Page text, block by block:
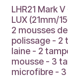
LHR21 Mark
LUX (21mm/
2 mousses de
polissage - 2
laine - 2
mousse - 3
microfibre -